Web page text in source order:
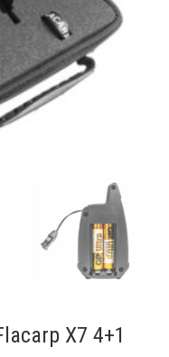
X7 4+1